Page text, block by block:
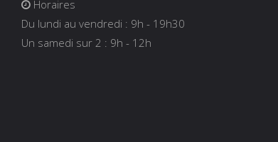
Horaires
Du lundi au vendredi : 9h - 19h30
Un samedi sur 2 : 9h - 12h